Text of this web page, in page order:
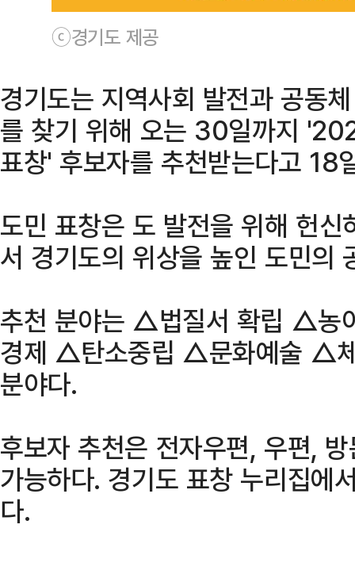
ⓒ경기도 제공
경기도는 지역사회 발전과 공동
를 찾기 위해 오는 30일까지
표창' 후보자를 추천받는다고 18
도민 표창은 도 발전을 위해 헌
서 경기도의 위상을 높인 도민의
추천 분야는 △법질서 확립 △
경제 △탄소중립 △문화예술 △
분야다.
후보자 추천은 전자우편, 우편,
가능하다. 경기도 표창 누리집에
다.